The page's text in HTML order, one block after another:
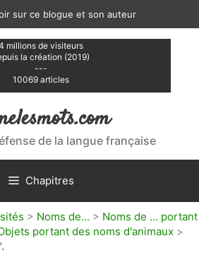
sur ce blogue et son auteur
millions de visiteurs
la création (2019)
---
10069 articles
de la langue française
Chapitres
> Noms de... > Noms de ... portant
portant des noms d'animaux >